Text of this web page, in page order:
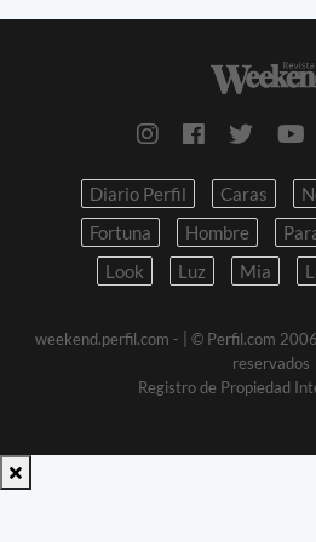
Diario Perfil Caras
Fortuna
Hombre
Look
Luz Mia
weekend.perfil.com -
| © Perfil.com
reservados
Registro de Propiedad